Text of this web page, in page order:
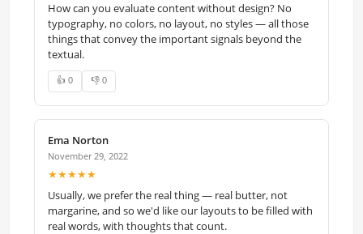
How can you evaluate content without design? No
typography, no colors, no layout, no styles — all those
things that convey the important signals beyond the
textual.
👍 0 👎 0
Ema Norton
November 29, 2022
★★★★★
Usually, we prefer the real thing — real butter, not
margarine, and so we'd like our layouts to be filled with
real words, with thoughts that count.